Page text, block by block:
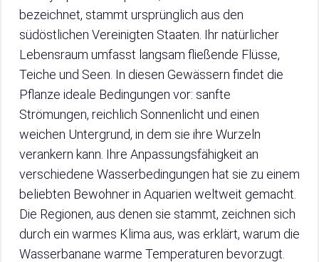
bezeichnet, stammt ursprünglich aus den
südöstlichen Vereinigten Staaten. Ihr natürlicher
Lebensraum umfasst langsam fließende Flüsse,
Teiche und Seen. In diesen Gewässern findet die
Pflanze ideale Bedingungen vor: sanfte
Strömungen, reichlich Sonnenlicht und einen
weichen Untergrund, in dem sie ihre Wurzeln
verankern kann. Ihre Anpassungsfähigkeit an
verschiedene Wasserbedingungen hat sie zu einem
beliebten Bewohner in Aquarien weltweit gemacht.
Die Regionen, aus denen sie stammt, zeichnen sich
durch ein warmes Klima aus, was erklärt, warum die
Wasserbanane warme Temperaturen bevorzugt.